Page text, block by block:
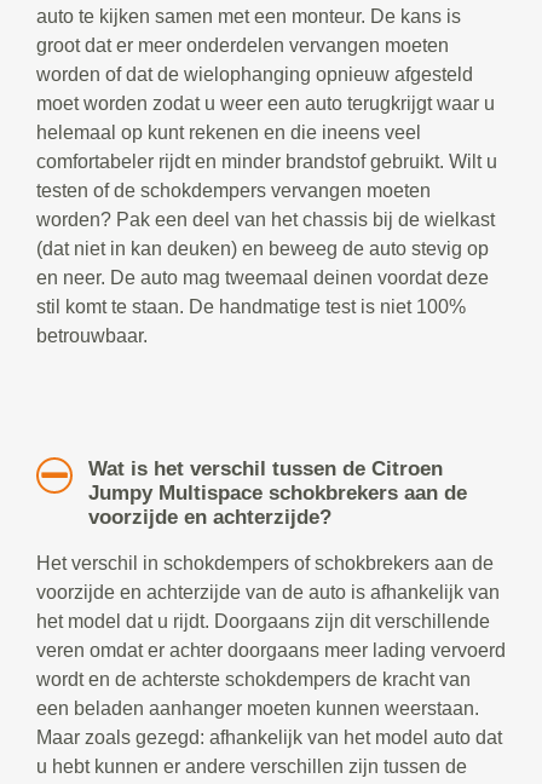
auto te kijken samen met een monteur. De kans is
groot dat er meer onderdelen vervangen moeten
worden of dat de wielophanging opnieuw afgesteld
moet worden zodat u weer een auto terugkrijgt waar u
helemaal op kunt rekenen en die ineens veel
comfortabeler rijdt en minder brandstof gebruikt. Wilt u
testen of de schokdempers vervangen moeten
worden? Pak een deel van het chassis bij de wielkast
(dat niet in kan deuken) en beweeg de auto stevig op
en neer. De auto mag tweemaal deinen voordat deze
stil komt te staan. De handmatige test is niet 100%
betrouwbaar.
Wat is het verschil tussen de Citroen
Jumpy Multispace schokbrekers aan de
voorzijde en achterzijde?
Het verschil in schokdempers of schokbrekers aan de
voorzijde en achterzijde van de auto is afhankelijk van
het model dat u rijdt. Doorgaans zijn dit verschillende
veren omdat er achter doorgaans meer lading vervoerd
wordt en de achterste schokdempers de kracht van
een beladen aanhanger moeten kunnen weerstaan.
Maar zoals gezegd: afhankelijk van het model auto dat
u hebt kunnen er andere verschillen zijn tussen de